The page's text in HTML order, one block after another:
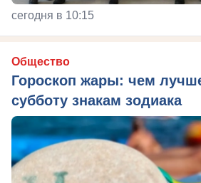
сегодня в 10:15
Общество
Гороскоп жары: чем
субботу знакам зодиака